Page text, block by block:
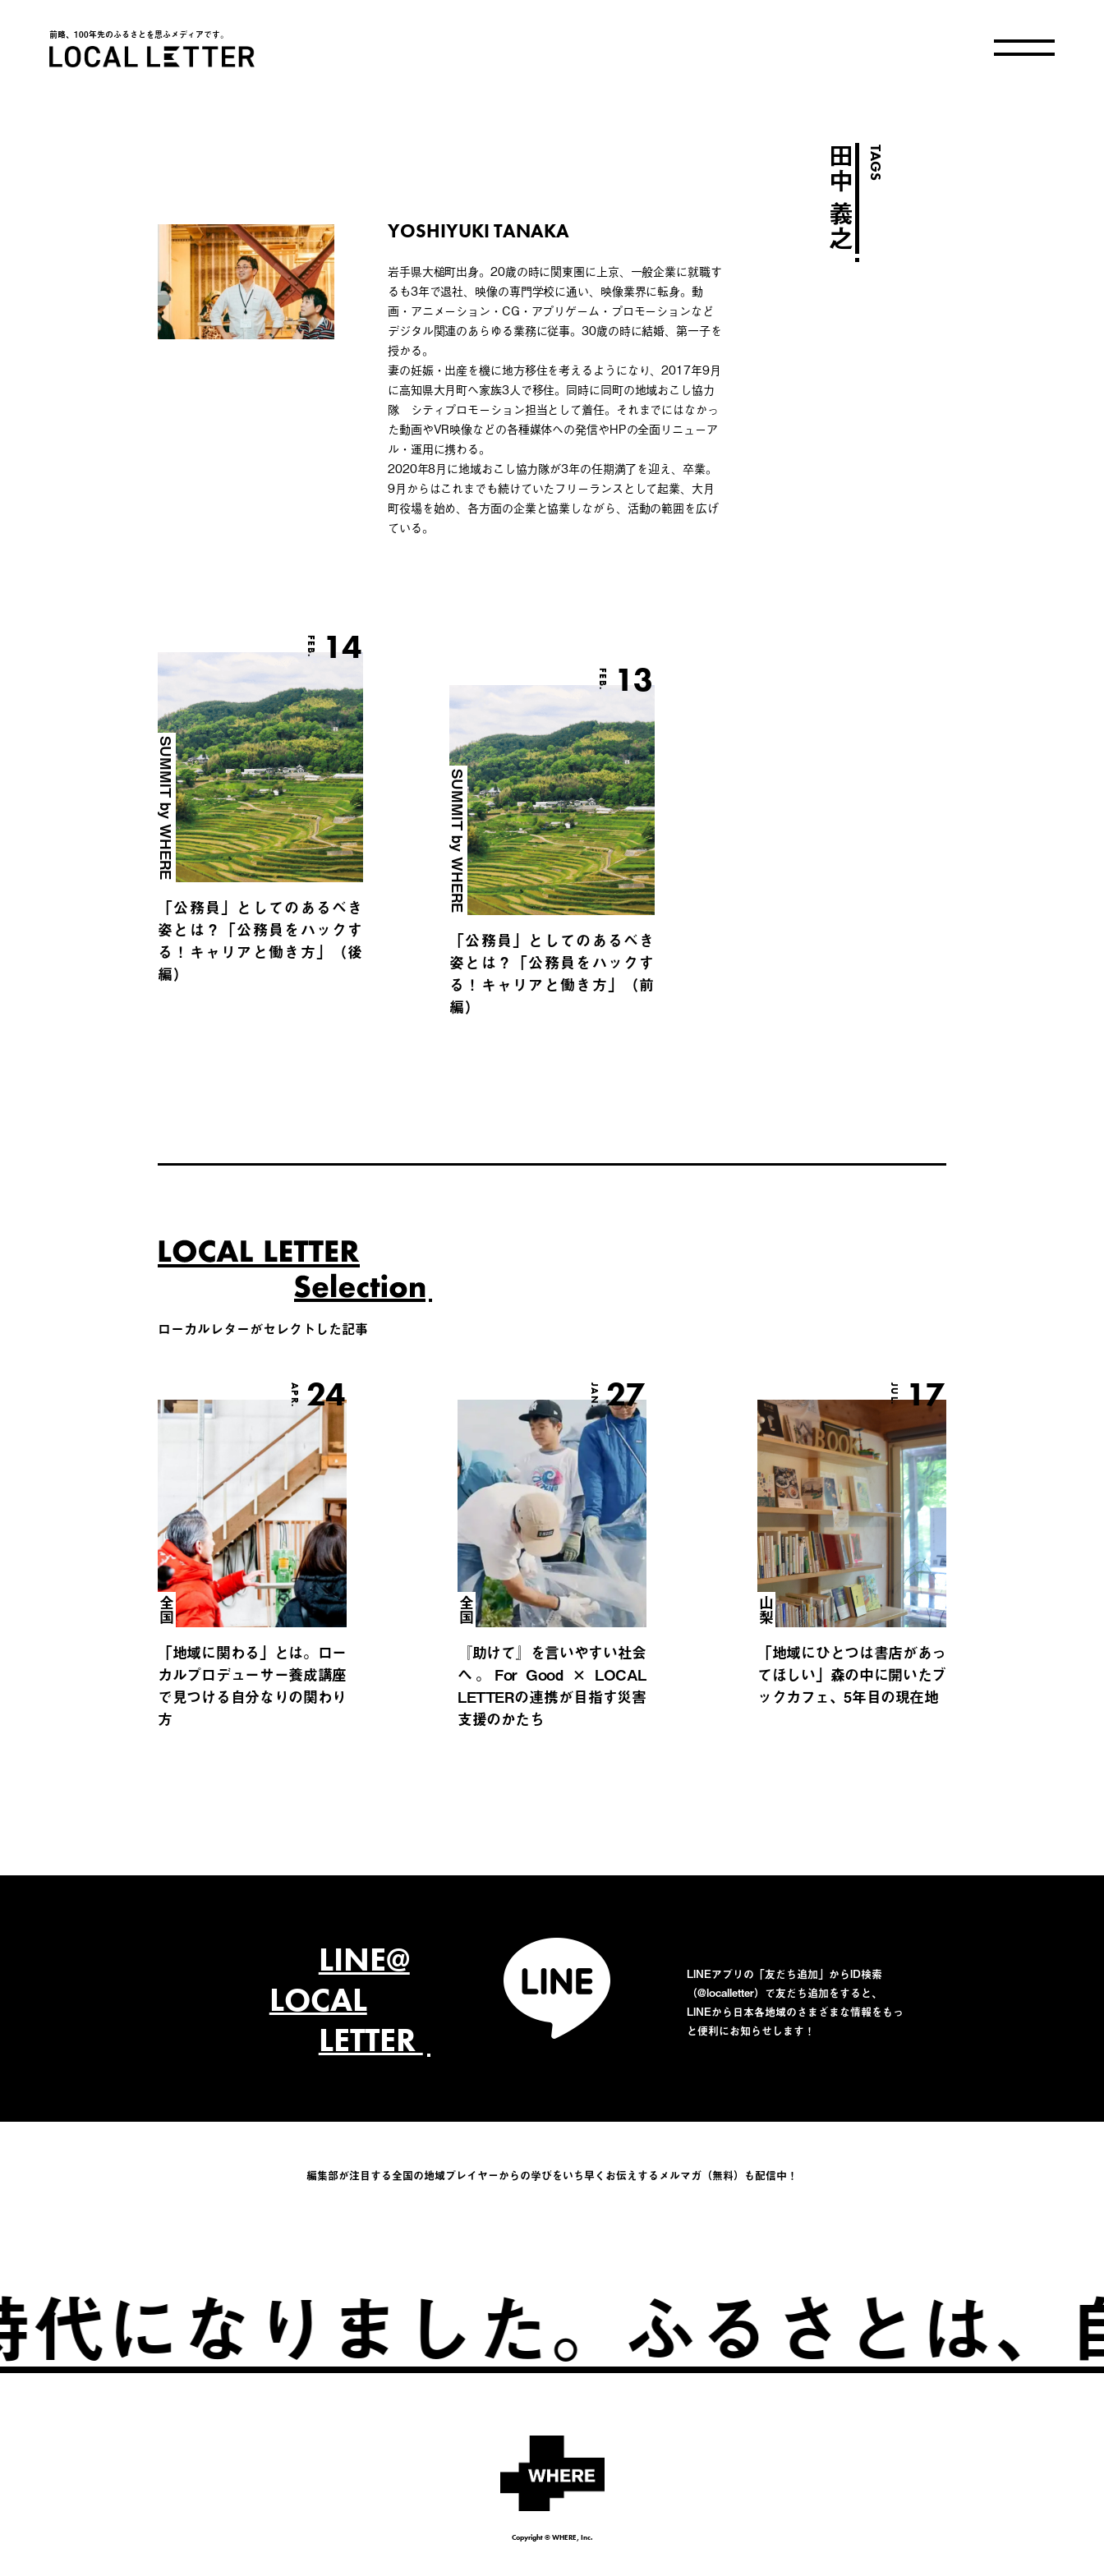
前略、100年先のふるさとを思ふメディアです。
TAGS
田中 義之
YOSHIYUKI TANAKA
岩手県大槌町出身。20歳の時に関東圏に上京、一般企業に就職す
るも3年で退社、映像の専門学校に通い、映像業界に転身。動
画・アニメーション・CG・アプリゲーム・プロモーションなど
デジタル関連のあらゆる業務に従事。30歳の時に結婚、第一子を
授かる。
妻の妊娠・出産を機に地方移住を考えるようになり、2017年9月
に高知県大月町へ家族3人で移住。同時に同町の地域おこし協力
隊 シティプロモーション担当として着任。それまでにはなかっ
た動画やVR映像などの各種媒体への発信やHPの全面リニューア
ル・運用に携わる。
2020年8月に地域おこし協力隊が3年の任期満了を迎え、卒業。
9月からはこれまでも続けていたフリーランスとして起業、大月
町役場を始め、各方面の企業と協業しながら、活動の範囲を広げ
ている。
FEB. 14
SUMMIT by WHERE
「公務員」としてのあるべき
姿とは？「公務員をハックす
る！キャリアと働き方」（後
編）
FEB. 13
SUMMIT by WHERE
「公務員」としてのあるべき
姿とは？「公務員をハックす
る！キャリアと働き方」（前
編）
ローカルレターがセレクトした記事
APR. 24
全国
「地域に関わる」とは。ロー
カルプロデューサー養成講座
で見つける自分なりの関わり
方
JAN.27
全国
『助けて』を言いやすい社会
へ。For Good × LOCAL
LETTERの連携が目指す災害
支援のかたち
JUL. 17
山梨
「地域にひとつは書店があっ
てほしい」森の中に開いたブ
ックカフェ、5年目の現在地
LINE@
LOCAL
LETTER
LINEアプリの「友だち追加」からID検索
（@localletter）で友だち追加をすると、
LINEから日本各地域のさまざまな情報をもっ
と便利にお知らせします！
編集部が注目する全国の地域プレイヤーからの学びをいち早くお伝えするメルマガ（無料）も配信中！
なりました。ふるさとは、自
Copyright © WHERE, Inc.